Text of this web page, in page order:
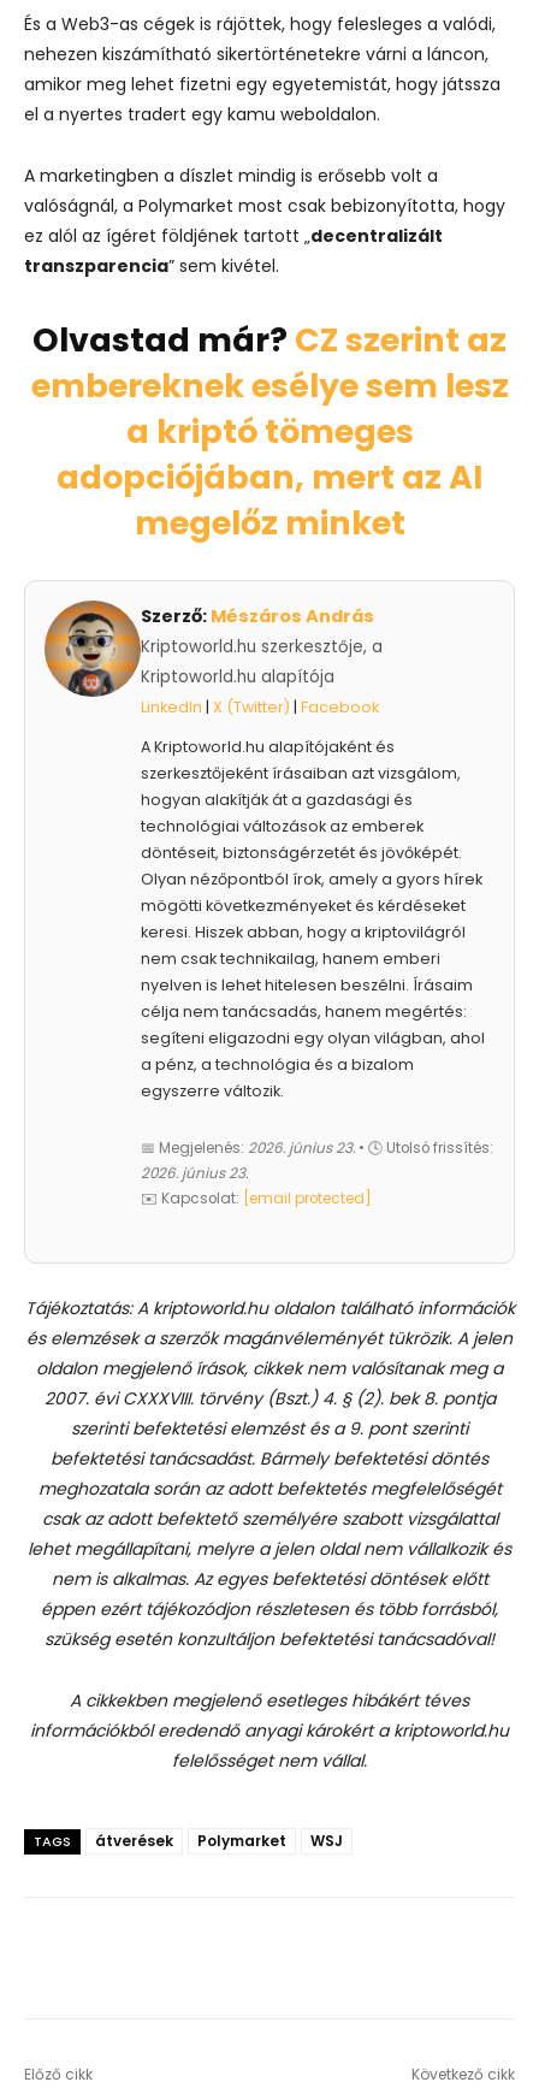
És a Web3-as cégek is rájöttek, hogy felesleges a valódi,
nehezen kiszámítható sikertörténetekre várni a láncon,
amikor meg lehet fizetni egy egyetemistát, hogy játssza
el a nyertes tradert egy kamu weboldalon.
A marketingben a díszlet mindig is erősebb volt a
valóságnál, a Polymarket most csak bebizonyította, hogy
ez alól az ígéret földjének tartott „decentralizált
transzparencia” sem kivétel.
Olvastad már? CZ szerint az
embereknek esélye sem lesz
a kriptó tömeges
adopciójában, mert az AI
megelőz minket
Szerző: Mészáros András
Kriptoworld.hu szerkesztője, a
Kriptoworld.hu alapítója
LinkedIn | X (Twitter) | Facebook
A Kriptoworld.hu alapítójaként és
szerkesztőjeként írásaiban azt vizsgálom,
hogyan alakítják át a gazdasági és
technológiai változások az emberek
döntéseit, biztonságérzetét és jövőképét.
Olyan nézőpontból írok, amely a gyors hírek
mögötti következményeket és kérdéseket
keresi. Hiszek abban, hogy a kriptovilágról
nem csak technikailag, hanem emberi
nyelven is lehet hitelesen beszélni. Írásaim
célja nem tanácsadás, hanem megértés:
segíteni eligazodni egy olyan világban, ahol
a pénz, a technológia és a bizalom
egyszerre változik.
📅 Megjelenés: 2026. június 23. • 🕓 Utolsó frissítés:
2026. június 23.
✉️ Kapcsolat:
[email protected]
Tájékoztatás: A kriptoworld.hu oldalon található információk
és elemzések a szerzők magánvéleményét tükrözik. A jelen
oldalon megjelenő írások, cikkek nem valósítanak meg a
2007. évi CXXXVIII. törvény (Bszt.) 4. § (2). bek 8. pontja
szerinti befektetési elemzést és a 9. pont szerinti
befektetési tanácsadást. Bármely befektetési döntés
meghozatala során az adott befektetés megfelelőségét
csak az adott befektető személyére szabott vizsgálattal
lehet megállapítani, melyre a jelen oldal nem vállalkozik és
nem is alkalmas. Az egyes befektetési döntések előtt
éppen ezért tájékozódjon részletesen és több forrásból,
szükség esetén konzultáljon befektetési tanácsadóval!
A cikkekben megjelenő esetleges hibákért téves
információkból eredendő anyagi károkért a kriptoworld.hu
felelősséget nem vállal.
TAGS átverések Polymarket WSJ
Előző cikk Következő cikk